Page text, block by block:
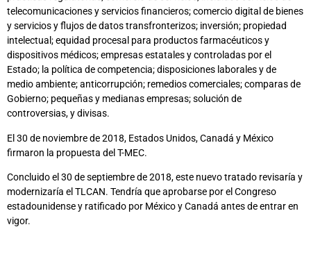
telecomunicaciones y servicios financieros; comercio digital de bienes
y servicios y flujos de datos transfronterizos; inversión; propiedad
intelectual; equidad procesal para productos farmacéuticos y
dispositivos médicos; empresas estatales y controladas por el
Estado; la política de competencia; disposiciones laborales y de
medio ambiente; anticorrupción; remedios comerciales; comparas de
Gobierno; pequeñas y medianas empresas; solución de
controversias, y divisas.
El 30 de noviembre de 2018, Estados Unidos, Canadá y México
firmaron la propuesta del T-MEC.
Concluido el 30 de septiembre de 2018, este nuevo tratado revisaría y
modernizaría el TLCAN. Tendría que aprobarse por el Congreso
estadounidense y ratificado por México y Canadá antes de entrar en
vigor.